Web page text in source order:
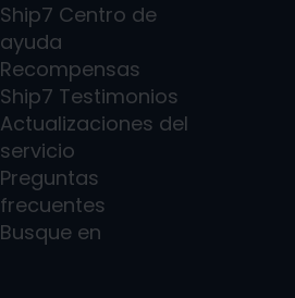
Ship7 Centro de
ayuda
Recompensas
Ship7 Testimonios
Actualizaciones del
servicio
Preguntas
frecuentes
Busque en